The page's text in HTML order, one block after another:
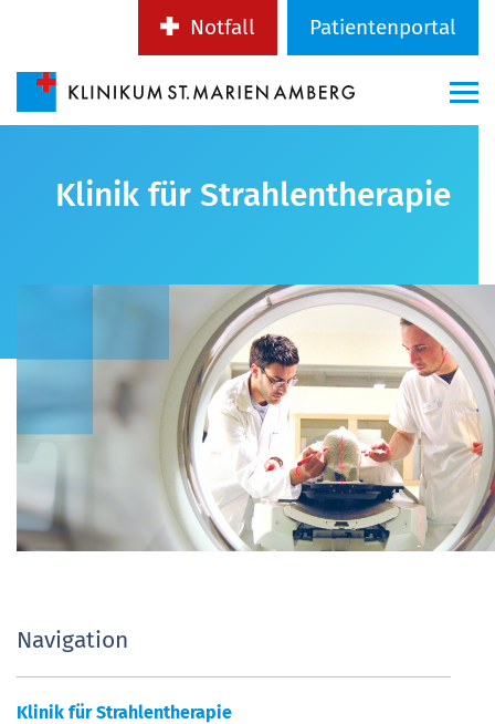
Notfall Patientenportal
Klinik für Strahlentherapie
Navigation
Klinik für Strahlentherapie